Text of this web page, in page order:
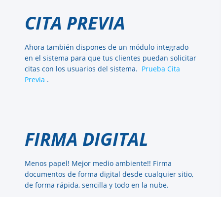
CITA PREVIA
Ahora también dispones de un módulo integrado
en el sistema para que tus clientes puedan solicitar
citas con los usuarios del sistema. Prueba Cita
Previa .
FIRMA DIGITAL
Menos papel! Mejor medio ambiente!! Firma
documentos de forma digital desde cualquier sitio,
de forma rápida, sencilla y todo en la nube.